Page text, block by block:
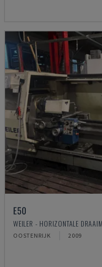
E50
WEILER - HORIZONTALE
OOSTENRIJK 2009